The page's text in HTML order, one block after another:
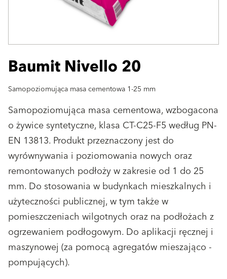
Baumit Nivello 20
Samopoziomująca masa cementowa 1-25 mm
Samopoziomująca masa cementowa, wzbogacona
o żywice syntetyczne, klasa CT-C25-F5 według PN-
EN 13813. Produkt przeznaczony jest do
wyrównywania i poziomowania nowych oraz
remontowanych podłoży w zakresie od 1 do 25
mm. Do stosowania w budynkach mieszkalnych i
użyteczności publicznej, w tym także w
pomieszczeniach wilgotnych oraz na podłożach z
ogrzewaniem podłogowym. Do aplikacji ręcznej i
maszynowej (za pomocą agregatów mieszająco -
pompujących).